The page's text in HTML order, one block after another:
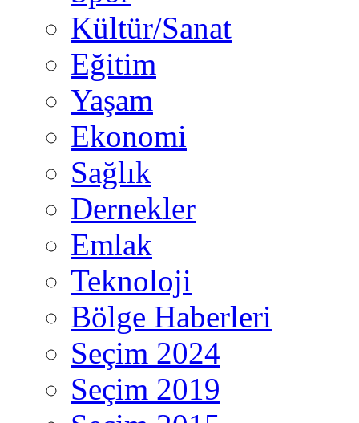
Kültür/Sanat
Eğitim
Yaşam
Ekonomi
Sağlık
Dernekler
Emlak
Teknoloji
Bölge Haberleri
Seçim 2024
Seçim 2019